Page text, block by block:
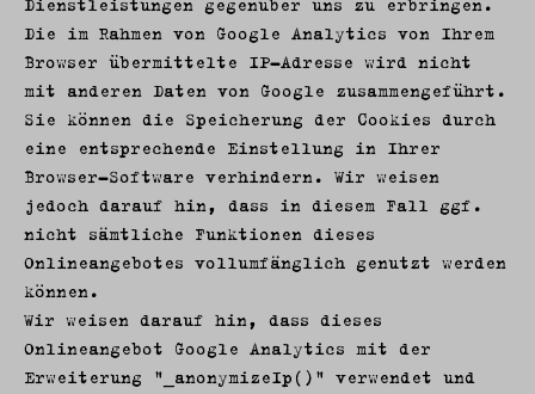
Die im Rahmen von Google Analytics von Ihrem
Browser übermittelte IP-Adresse wird nicht
mit anderen Daten von Google zusammengeführt.
Sie können die Speicherung der Cookies durch
eine entsprechende Einstellung in Ihrer
Browser-Software verhindern. Wir weisen
jedoch darauf hin, dass in diesem Fall ggf.
nicht sämtliche Funktionen dieses
Onlineangebotes vollumfänglich genutzt werden
können.
Wir weisen darauf hin, dass dieses
Onlineangebot Google Analytics mit der
Erweiterung "_anonymizeIp()" verwendet und